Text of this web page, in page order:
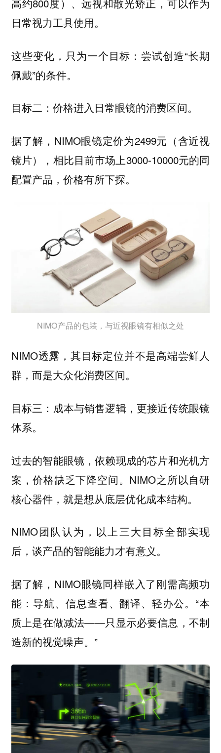
高约800度）、远视和散光矫正，可以作为
日常视力工具使用。
这些变化，只为一个目标：尝试创造“长期
佩戴”的条件。
目标二：价格进入日常眼镜的消费区间。
据了解，NIMO眼镜定价为2499元（含近视
镜片），相比目前市场上3000-10000元的同
配置产品，价格有所下探。
NIMO产品的包装，与近视眼镜有相似之处
NIMO透露，其目标定位并不是高端尝鲜人
群，而是大众化消费区间。
目标三：成本与销售逻辑，更接近传统眼镜
体系。
过去的智能眼镜，依赖现成的芯片和光机方
案，价格缺乏下降空间。NIMO之所以自研
核心器件，就是想从底层优化成本结构。
NIMO团队认为，以上三大目标全部实现
后，谈产品的智能能力才有意义。
据了解，NIMO眼镜同样嵌入了刚需高频功
能：导航、信息查看、翻译、轻办公。“本
质上是在做减法——只显示必要信息，不制
造新的视觉噪声。”